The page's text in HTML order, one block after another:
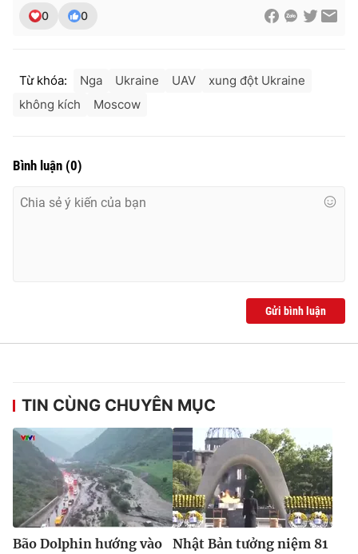
0 0
Từ khóa: Nga Ukraine UAV
xung đột Ukraine
không kích
Moscow
Bình luận (0)
Gửi bình luận
TIN CÙNG CHUYÊN MỤC
Bão Dolphin hướng vào
Nhật Bản tưởng niệm 81